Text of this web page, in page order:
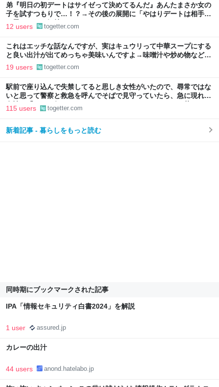
弟『明日の初デートはサイゼって決めてるんだ』あんたまさか女の
子を試すつもりで…！？→その後の展開に「やはりデートは相手へ
の思いやりの気持ち」
12 users togetter.com
これはエッチな話なんですが、実はキュウリって中華スープにする
と良い出汁が出てめっちゃ美味いんですよ→味噌汁や炒め物など、
キュウリの加熱調理はいろいろある
19 users togetter.com
駅前で座り込んで失禁してると思しき女性がいたので、尋常ではな
いと思って警察と救急を呼んでそばで見守っていたら、急に現れた
女性に「あなた何してるんですか！？」とスマホをはたき落とされ
115 users togetter.com
新着記事 - 暮らしをもっと読む
同時期にブックマークされた記事
IPA「情報セキュリティ白書2024」を解説
1 user assured.jp
カレーの出汁
44 users anond.hatelabo.jp